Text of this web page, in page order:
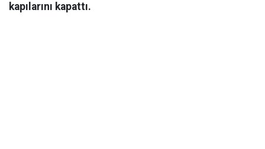
kapılarını kapattı.